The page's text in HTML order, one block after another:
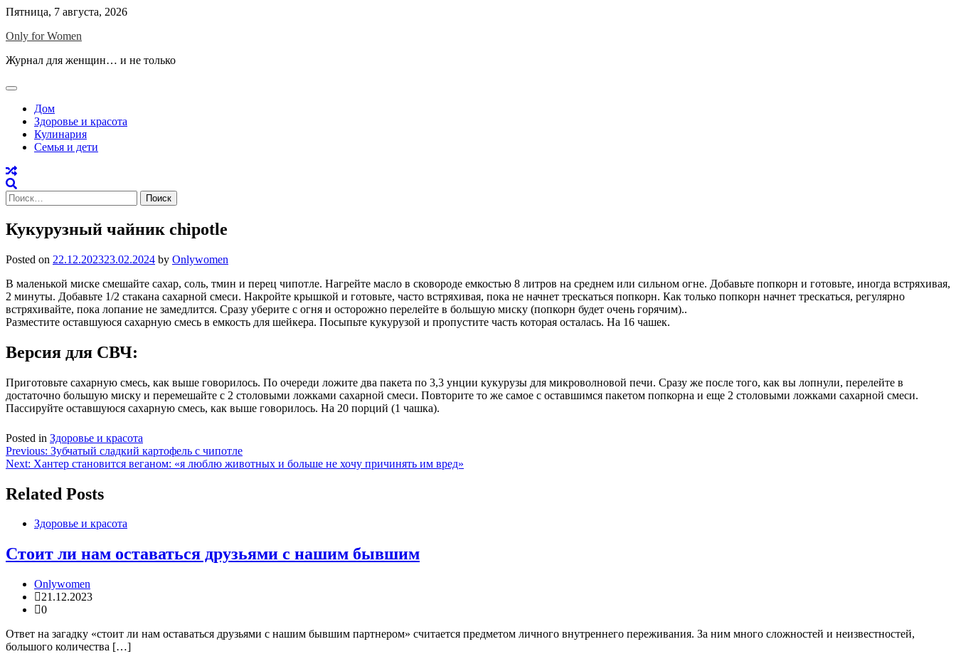
Skip
content
Пятница, 7 августа, 2026
Only for Women
Журнал для женщин… и не только
Дом
Здоровье и красота
Кулинария
Семья и дети
Найти:
Кукурузный чайник chipotle
Posted on 22.12.202323.02.2024 by Onlywomen
В маленькой миске смешайте сахар, соль, тмин и перец чипотле. Нагрейте масло в сковороде емкостью 8 литров на среднем или сильном огне. Добавьте попкорн и готовьте, иногда встряхивая,
2 минуты. Добавьте 1/2 стакана сахарной смеси. Накройте крышкой и готовьте, часто встряхивая, пока не начнет трескаться попкорн. Как только попкорн начнет трескаться, регулярно
встряхивайте, пока лопание не замедлится. Сразу уберите с огня и осторожно перелейте в большую миску (попкорн будет очень горячим)..
Разместите оставшуюся сахарную смесь в емкость для шейкера. Посыпьте кукурузой и пропустите часть которая осталась. На 16 чашек.
Версия для СВЧ:
Приготовьте сахарную смесь, как выше говорилось. По очереди ложите два пакета по 3,3 унции кукурузы для микроволновой печи. Сразу же после того, как вы лопнули, перелейте в
достаточно большую миску и перемешайте с 2 столовыми ложками сахарной смеси. Повторите то же самое с оставшимся пакетом попкорна и еще 2 столовыми ложками сахарной смеси.
Пассируйте оставшуюся сахарную смесь, как выше говорилось. На 20 порций (1 чашка).
Posted in Здоровье и красота
Навигация
по
записям
Previous: Зубчатый сладкий картофель с чипотле
Next: Хантер становится веганом: «я люблю животных и больше не хочу причинять им вред»
Related Posts
Здоровье и красота
Стоит ли нам оставаться друзьями с нашим бывшим
Onlywomen
21.12.2023
0
Ответ на загадку «стоит ли нам оставаться друзьями с нашим бывшим партнером» считается предметом личного внутреннего переживания. За ним много сложностей и неизвестностей,
большого количества […]